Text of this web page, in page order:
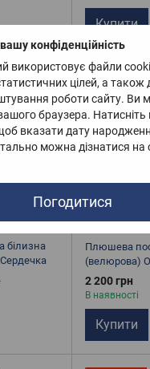
конфіденційність
використовує файли
цілей, а також
роботи сайту. Ви
браузера. Натисніть
вказати дату
можна дізнатися на
Погодитися
Купити
білизна
Плюшева
(велюрова)
Сталь
2 200 грн
В наявності
Купити